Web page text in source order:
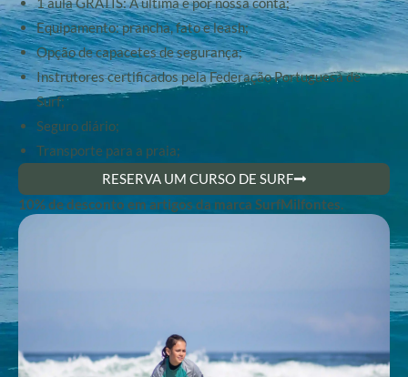
Equipamento: prancha, fato e leash;
Opção de capacetes de segurança;
Instrutores certificados pela Federação Portuguesa de
Surf;
Seguro diário;
Transporte para a praia;
RESERVA UM CURSO DE SURF
10% de desconto em artigos da marca SurfMilfontes.